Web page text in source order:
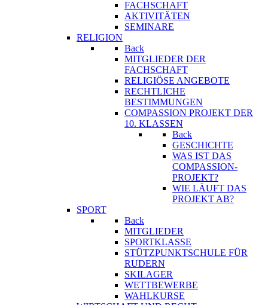
FACHSCHAFT
AKTIVITÄTEN
SEMINARE
RELIGION
Back
MITGLIEDER DER
FACHSCHAFT
RELIGIÖSE ANGEBOTE
RECHTLICHE
BESTIMMUNGEN
COMPASSION PROJEKT DER
10. KLASSEN
Back
GESCHICHTE
WAS IST DAS
COMPASSION-
PROJEKT?
WIE LÄUFT DAS
PROJEKT AB?
SPORT
Back
MITGLIEDER
SPORTKLASSE
STÜTZPUNKTSCHULE FÜR
RUDERN
SKILAGER
WETTBEWERBE
WAHLKURSE